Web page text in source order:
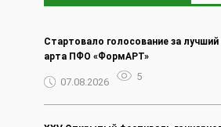
Стартовало голосование за
арта ПФО «ФормАРТ»
07.08.2026 5